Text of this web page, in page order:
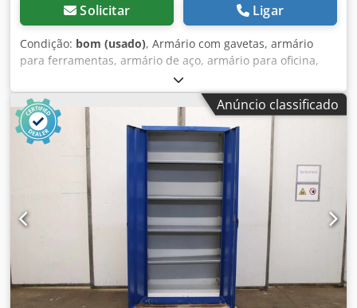
Solicitar Ligar
Condição: bom (usado), Armário com gavetas, armário
para ferramentas, armário de aço, armário para oficina,
cacifo de aço -Armário para ferramentas: armário de aço, 2
portas, construção robusta -Largura: 950 mm -
Profundidade: 420 mm Crsdpfx Aszrfh Ueh Tsf -Altura:
1950 mm -Prateleiras: 9 unidades, mas apenas 2 suportes
de prateleira -Porta: com fechadura, sem chave -Peso: 67
Anúncio classificado